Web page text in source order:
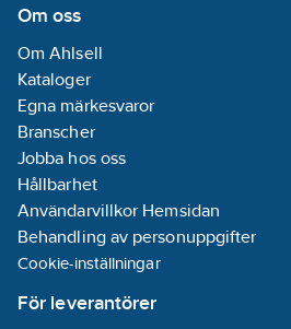
räddningstjänst och
saneringsföretag.
Barriären absorberar
inte oljeprodukter.
Artikelnummer:
Lev. artikelnr:
Materialklass
Om oss
Om Ahlsell
Kataloger
Egna märkesvaror
Branscher
Jobba hos oss
Hållbarhet
Användarvillkor Hemsidan
Behandling av personuppgifter
Cookie-inställningar
För leverantörer